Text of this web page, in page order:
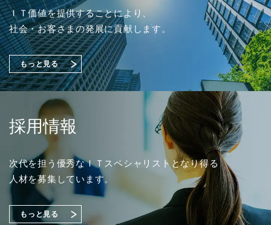
譲渡制限付株式報酬としての自己株式の処分の払込完
了に関するお知らせ
（88KB）
2026年03月04日
工場セキュリティ対策をご紹介！【Japan IT Week 春
2026／情報セキュリティ EXPO】出展のご案内
ＩＴ価値を提供することにより、
社会・お客さまの発展に貢献します。
もっと見る
採用情報
次代を担う優秀なＩＴスペシャリストとなり得る
人材を募集しています。
もっと見る